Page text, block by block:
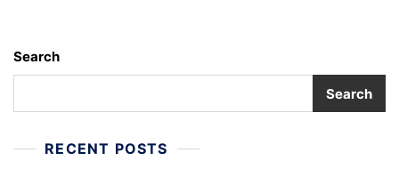
Search
Search
RECENT POSTS